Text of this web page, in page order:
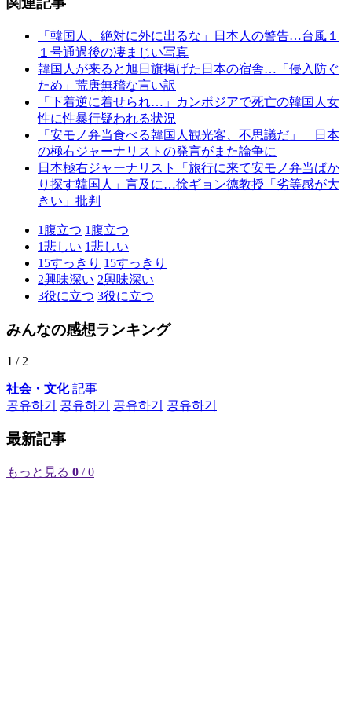
「韓国人、絶対に外に出るな」日本人の警告…台風１
１号通過後の凄まじい写真
韓国人が来ると旭日旗掲げた日本の宿舎…「侵入防ぐ
ため」荒唐無稽な言い訳
「下着逆に着せられ…」カンボジアで死亡の韓国人女
性に性暴行疑われる状況
「安モノ弁当食べる韓国人観光客、不思議だ」 日本
の極右ジャーナリストの発言がまた論争に
日本極右ジャーナリスト「旅行に来て安モノ弁当ばか
り探す韓国人」言及に…徐ギョン徳教授「劣等感が大
きい」批判
1 腹立つ 1 腹立つ
1悲しい 1悲しい
15すっきり 15すっきり
2興味深い 2興味深い
3役に立つ 3役に立つ
みんなの感想ランキング
1 / 2
社会・文化記事
공유하기
공유하기 공유하기 공유하기
最新記事
もっと見る 0 / 0